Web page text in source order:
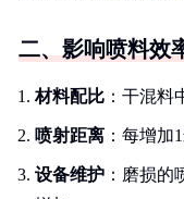
二、影响喷料效
材料配比 ：干混
喷射距离 ：每增加
设备维护 ：磨损